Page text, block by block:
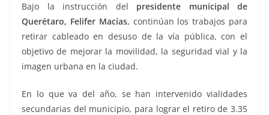
Bajo la instrucción del presidente municipal de
Querétaro, Felifer Macías, continúan los trabajos para
retirar cableado en desuso de la vía pública, con el
objetivo de mejorar la movilidad, la seguridad vial y la
imagen urbana en la ciudad.
En lo que va del año, se han intervenido vialidades
secundarias del municipio, para lograr el retiro de 3.35